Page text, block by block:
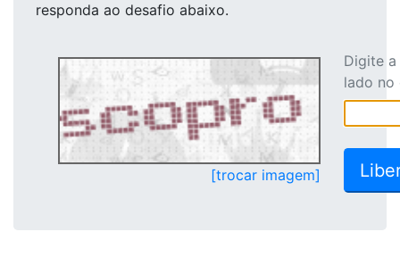
responda ao desafio abaixo.
[trocar imagem]
Digite
lado no